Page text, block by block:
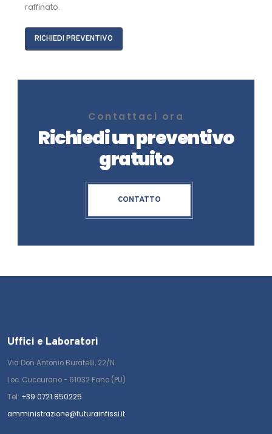
raffinato.
RICHIEDI PREVENTIVO
Contattaci ora
Richiedi un preventivo
gratuito
CONTATTO
Uffici e Laboratori
Via Don Antonio Buratelli, 22/N
Loc. Cuccurano - 61032 Fano (PU)
Tel: +39 0721 850225
amministrazione@futurainfissi.it